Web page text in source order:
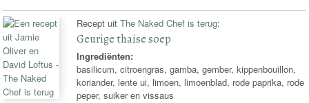
Recept uitThe Naked Chef is terug:
Geurige thaise soep
Ingrediënten:
basilicum, citroengras, gamba, gember, kippenbouillon,
koriander, lente ui, limoen, limoenblad, rode paprika, rode
peper, suiker en vissaus